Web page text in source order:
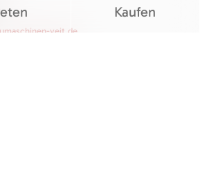
veit.de
Kaufen